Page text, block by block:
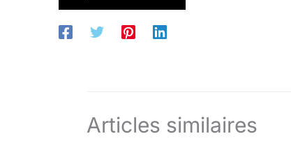
Articles similaires